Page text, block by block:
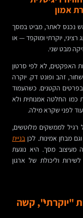
אמון
נכנס לאתר, מביט במסך
יוקרתי ומוקפד — או
מבט שני.
האפקטים, לא לפי סרטון
זהב ופונט דק. יוקרה
הקטנים. כשהעמוד
כמו החלטה אמנותית ולא
לפני שקרא מילה.
לממשקים מלוטשים,
מבחן אמינות. לכן בניית
מעיצוב מסך. היא נוגעת
וליכולת של ארגון
"יוקרתי", קשה